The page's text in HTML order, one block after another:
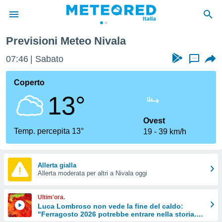
di
per
le
di
Web
le
Previsioni Meteo Nivala
07:46 Sabato ...
Coperto
13°
Temp. percepita 13°
Ovest
19
39 km/h
Allerta gialla
Allerta moderata per altri a Nivala oggi
Ultim'ora.
Luca Lombroso non vede la fine del caldo:
"Ferragosto 2026 potrebbe entrare nella storia.